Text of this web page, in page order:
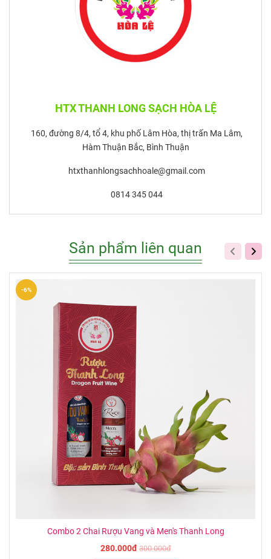
HTX THANH LONG SẠCH HÒA LỆ
160, đường 8/4, tổ 4, khu phố Lâm Hòa, thị trấn Ma Lâm,
Hàm Thuận Bắc, Bình Thuận
htxthanhlongsachhoale@gmail.com
0814 345 044
Sản phẩm liên quan
Combo 2 Chai Rượu Vang và Men's Thanh Long
280.000đ 300.000đ
-6%